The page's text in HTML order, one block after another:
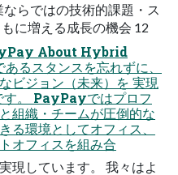
らではの技術的課題・ス
に増える成長の機会 12
About Hybrid
スタンスを忘れずに、
ビジョン（未来）を 実現
。 PayPayではプロフ
組織・チームが圧倒的な
る環境としてオフィス、
オフィスを組み合
現しています。 我々はよ